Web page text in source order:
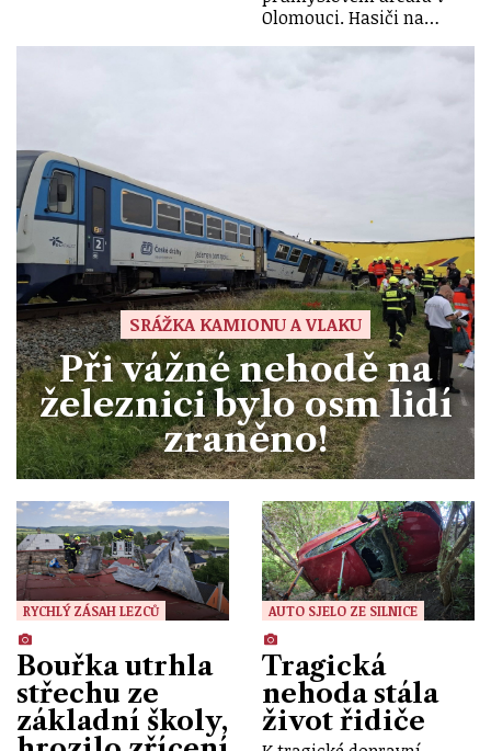
Olomouci. Hasiči na…
SRÁŽKA KAMIONU A VLAKU
Při vážné nehodě na
železnici bylo osm lidí
zraněno!
RYCHLÝ ZÁSAH LEZCŮ
Bouřka utrhla
střechu ze
základní školy,
AUTO SJELO ZE SILNICE
Tragická
nehoda stála
život řidiče